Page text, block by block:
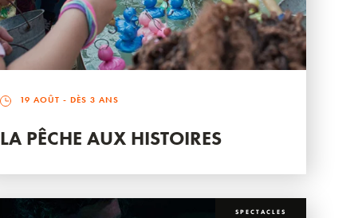
19 AOÛT - DÈS 3 ANS
LA PÊCHE AUX HISTOIRES
SPECTACLES